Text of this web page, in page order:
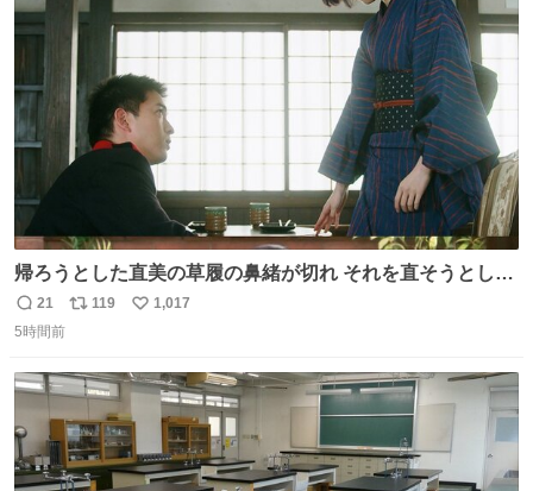
ト
数
数
帰ろうとした直美の草履の鼻緒が切れ それを直そうとした
小川がさらに壊し…… 結果、直美をおんぶして送ることに
なりました。 👇鼻緒はいつも恋のキューピッド？
薫る 上坂樹里 甲斐翔真
返
信
21
リ
ト
数
119
い
数
1,017
5時間前